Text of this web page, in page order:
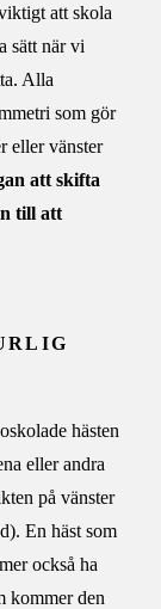
att skola
sätt när vi
Alla
som gör
eller vänster
att skifta
till att
hästen
eller andra
på vänster
En häst som
också ha
kommer den